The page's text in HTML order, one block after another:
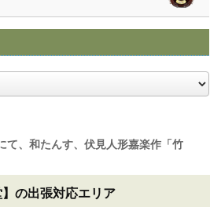
て、和たんす、伏見人形嘉楽作「竹
】の出張対応エリア